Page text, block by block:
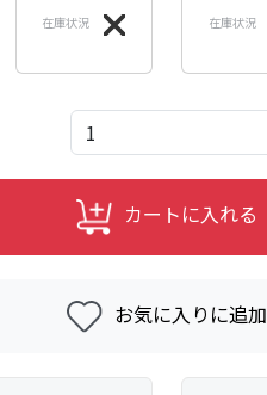
在庫状況 在庫状況
カートに入れる
お気に入りに追加